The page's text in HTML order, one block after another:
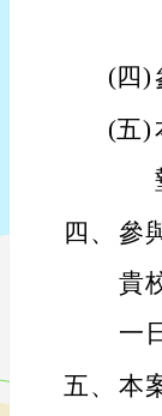
(四)
(五)
四、 參
貴
一
五、 本